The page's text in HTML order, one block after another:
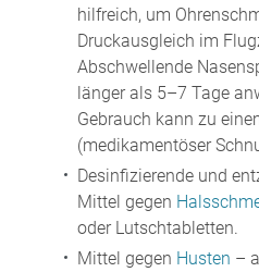
hilfreich, um
Druckausgleich im
Abschwellende
länger als 5–7 Tage
Gebrauch kann zu
(medikamentöser
Desinfizierende und
Mittel gegen
oder Lutschtabletten.
Mittel gegen Husten –